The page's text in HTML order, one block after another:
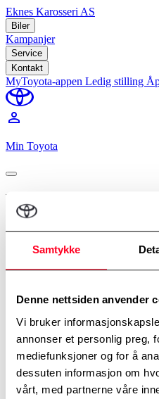
Samtykke
Denne nettsiden anvender
Vi bruker
annonser et personlig preg,
mediefunksjoner og for å
dessuten informasjon om
vårt, med partnerne våre
Eknes Karosseri AS
Biler
Kampanjer
Service
Kontakt
MyToyota-appen Ledig stilling
perm_identity
Min Toyota
Prøv en Toyota
Velg modell, avdeling og
Modell* Proace City